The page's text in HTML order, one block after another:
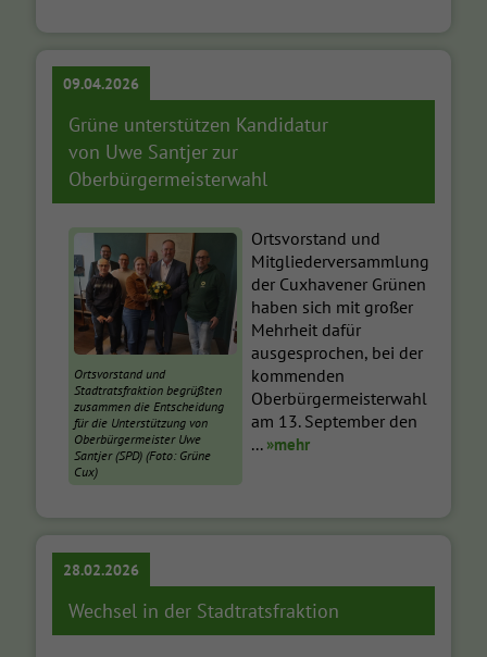
09.04.2026
Grüne unterstützen Kandidatur
von Uwe Santjer zur
Oberbürgermeisterwahl
Ortsvorstand und
Stadtratsfraktion begrüßten
zusammen die Entscheidung
für die Unterstützung von
Oberbürgermeister Uwe
Santjer (SPD) (Foto: Grüne
Cux)
Ortsvorstand und
Mitgliederversammlung
der Cuxhavener Grünen
haben sich mit großer
Mehrheit dafür
ausgesprochen, bei der
kommenden
Oberbürgermeisterwahl
am 13. September den
... »mehr
28.02.2026
Wechsel in der Stadtratsfraktion